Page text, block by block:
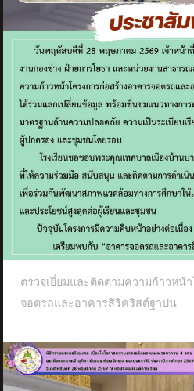
ตรวจเยี่ยมและติดตามความก้าวหน้
จอดรถและอาคารสิริคริสต์ฐาปน